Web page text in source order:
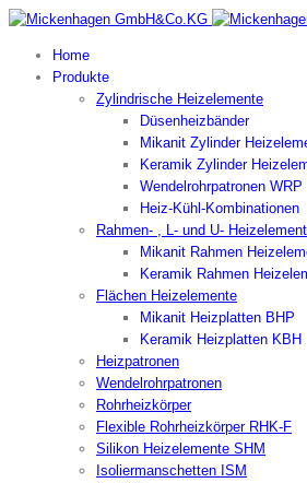
Home
Produkte
Zylindrische Heizelemente
Düsenheizbänder
Mikanit Zylinder
Keramik Zylinder
Wendelrohrpatronen WRP
Heiz-Kühl-Kombinationen
Rahmen- , L- und U-
Mikanit Rahmen
Keramik Rahmen
Flächen Heizelemente
Mikanit Heizplatten BHP
Keramik Heizplatten KBH
Heizpatronen
Wendelrohrpatronen
Rohrheizkörper
Flexible Rohrheizkörper RHK-F
Silikon Heizelemente SHM
Isoliermanschetten ISM